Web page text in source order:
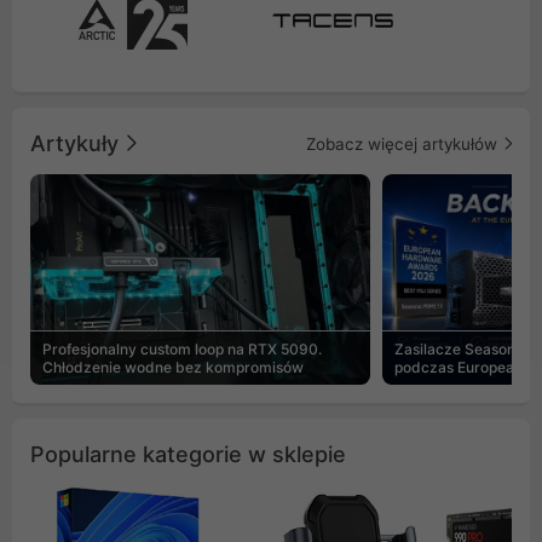
Artykuły Zobacz więcej artykułów
Profesjonalny custom loop na RTX 5090.
Chłodzenie wodne bez kompromisów
Zasilacze Seasonic
podczas European
Popularne kategorie w sklepie